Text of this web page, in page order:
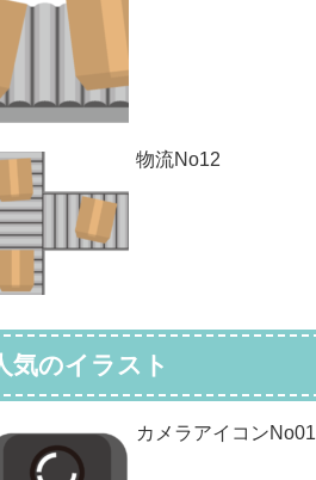
物流No12
気のイラスト
カメラアイコンNo01